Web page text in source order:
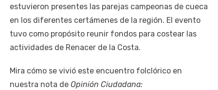
estuvieron presentes las parejas campeonas de cueca
en los diferentes certámenes de la región. El evento
tuvo como propósito reunir fondos para costear las
actividades de Renacer de la Costa.
Mira cómo se vivió este encuentro folclórico en
nuestra nota de Opinión Ciudadana: